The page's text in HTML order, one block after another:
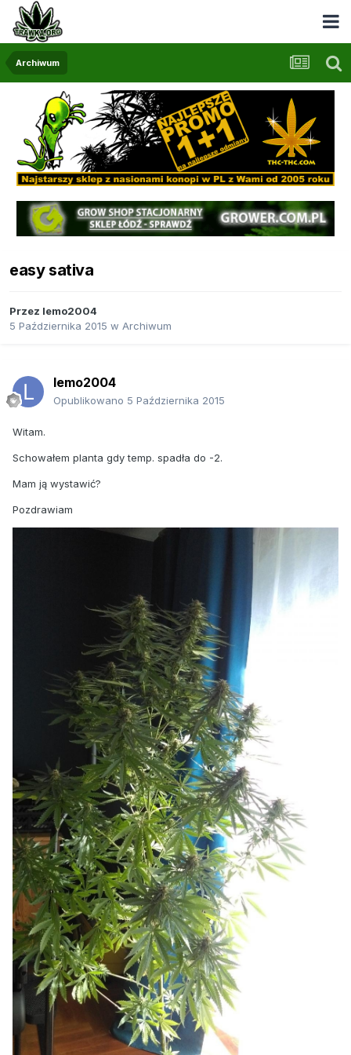
Archiwum
easy sativa
Przez lemo2004
5 Października 2015 w Archiwum
lemo2004
Opublikowano 5 Października 2015
Witam.
Schowałem planta gdy temp. spadła do -2.
Mam ją wystawić?
Pozdrawiam